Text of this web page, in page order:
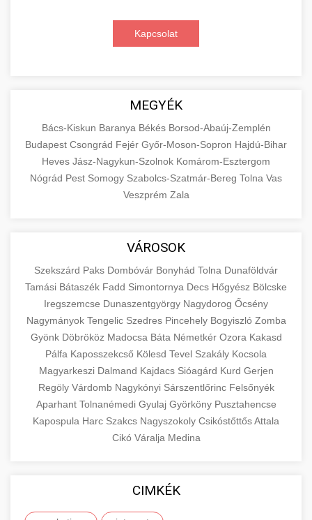
Visit Service Center
Comprehensive online marketing services
including SEO, social media management, and
aimarketingugynokseg.hu
digital agency services
🛴 3. legjobb elektromos roller
Compare top models, features, and prices to
View Top Models e-scooter reviews
🔗 4. prémium linképítés
High-quality backlink acquisition services to
boost your website's authority and search
engine rankings. White-hat techniques only.
📦 5. termékek és
szolgáltatások
+
economics and business. Learn about product
types and service categories.
en.wikipedia.org economic concepts
💶 6. eus pénzek
🚀 8. seo ügynökség +
Expert search engine optimization services to
improve your website's visibility and organic
traffic. Technical SEO, content optimization,
and more.
onlinemarketing101.biz
search optimization experts
💎 9. mellplasztika +
Professional breast augmentation services
with experienced surgeons. Learn about
procedures, recovery, and consultation options
for cosmetic enhancement.
✨ 10. hasplasztika +
Expert tummy tuck procedures to achieve a
flatter, more toned abdomen. Consultation
comprehensive aftercare.
szeptest.com
Professional blepharoplasty procedures to
📈 Paciensek Számának
Kapcsolat
MEGYÉK
Bács-Kiskun Baranya Békés Borsod-Abaúj-Zemplén
Budapest Csongrád Fejér Győr-Moson-Sopron Hajdú-Bihar
Heves Jász-Nagykun-Szolnok Komárom-Esztergom
Nógrád Pest Somogy Szabolcs-Szatmár-Bereg Tolna Vas
Veszprém Zala
VÁROSOK
Szekszárd Paks Dombóvár Bonyhád Tolna Dunaföldvár
Tamási Bátaszék Fadd Simontornya Decs Hőgyész Bölcske
Iregszemcse Dunaszentgyörgy Nagydorog Őcsény
Nagymányok Tengelic Szedres Pincehely Bogyiszló Zomba
Gyönk Döbrököz Madocsa Báta Németkér Ozora Kakasd
Pálfa Kaposszekcső Kölesd Tevel Szakály Kocsola
Magyarkeszi Dalmand Kajdacs Sióagárd Kurd Gerjen
Regöly Várdomb Nagykónyi Sárszentlőrinc Felsőnyék
Aparhant Tolnanémedi Gyulaj Györköny Pusztahencse
Kapospula Harc Szakcs Nagyszokoly CsikóstőttősAttala
Cikó Váralja Medina
CIMKÉK